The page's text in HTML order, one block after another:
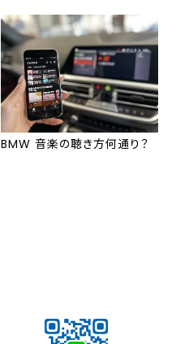
BMW 音楽の聴き方何通り？